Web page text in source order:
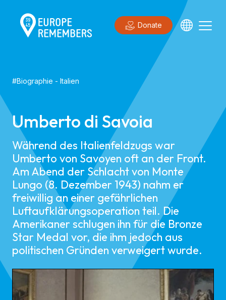
Donate
#Biographie - Italien
Umberto di Savoia
Während des Italienfeldzugs war
Umberto von Savoyen oft an der Front.
Am Abend der Schlacht von Monte
Lungo (8. Dezember 1943) nahm er
freiwillig an einer gefährlichen
Luftaufklärungsoperation teil. Die
Amerikaner schlugen ihn für die Bronze
Star Medal vor, die ihm jedoch aus
politischen Gründen verweigert wurde.